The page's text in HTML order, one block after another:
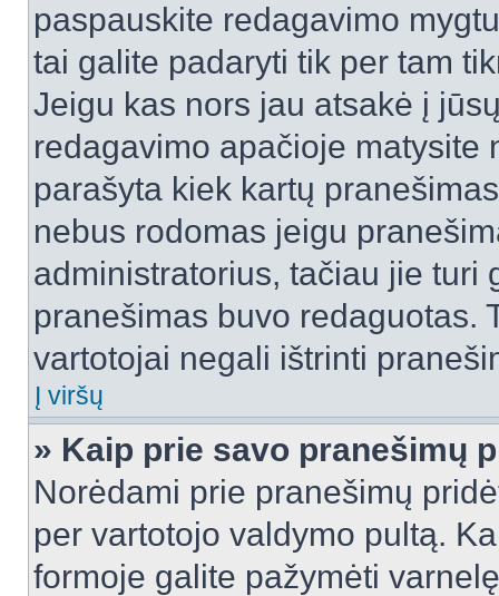
paspauskite redagavimo
tai galite padaryti tik per tam
Jeigu kas nors jau atsakė į
redagavimo apačioje matysite
parašyta kiek kartų
nebus rodomas jeigu
administratorius, tačiau jie turi
pranešimas buvo redaguotas.
vartotojai negali ištrinti
Į viršų
» Kaip prie savo pranešimų
Norėdami prie pranešimų
per vartotojo valdymo pultą.
formoje galite pažymėti